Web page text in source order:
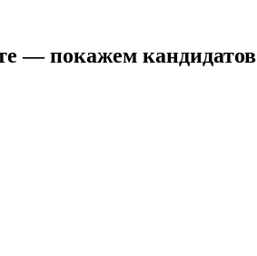
— покажем кандидатов